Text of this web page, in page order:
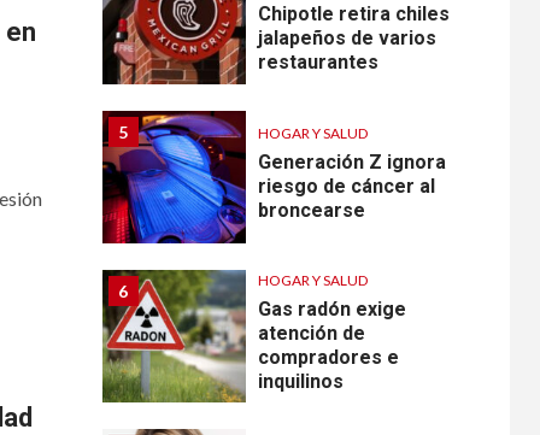
en
Chipotle retira chiles
jalapeños de varios
restaurantes
5 HOGAR Y SALUD
Generación Z ignora
riesgo de cáncer al
broncearse
6 HOGAR Y SALUD
Gas radón exige
atención de
compradores e
inquilinos